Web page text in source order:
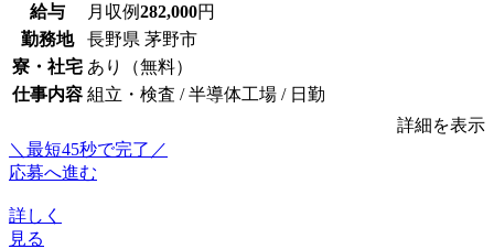
給与 月収例282,000円
勤務地
長野県 茅野市
寮・社宅 あり（無料）
仕事内容 組立・検査 / 半導体工場 / 日勤
詳細を表示
＼最短45秒で完了／
応募へ進む
詳しく
見る